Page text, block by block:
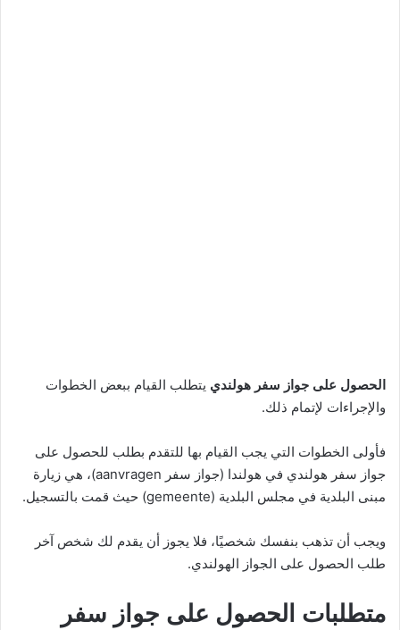
الحصول على جواز سفر هولندي يتطلب القيام ببعض الخطوات
والإجراءات لإتمام ذلك.
فأولى الخطوات التي يجب القيام بها للتقدم بطلب للحصول على
جواز سفر هولندي في هولندا (جواز سفر aanvragen)، هي زيارة
مبنى البلدية في مجلس البلدية (gemeente) حيث قمت بالتسجيل.
ويجب أن تذهب بنفسك شخصيًا، فلا يجوز أن يقدم لك شخص آخر
طلب الحصول على الجواز الهولندي.
متطلبات الحصول على جواز سفر